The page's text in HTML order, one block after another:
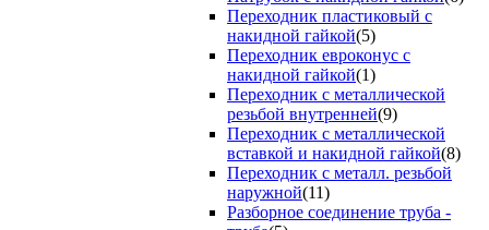
Переходник пластиковый с
накидной гайкой(5)
Переходник евроконус с
накидной гайкой(1)
Переходник с металлической
резьбой внутренней(9)
Переходник с металлической
вставкой и накидной гайкой(8)
Переходник с металл. резьбой
наружной(11)
Разборное соединение труба -